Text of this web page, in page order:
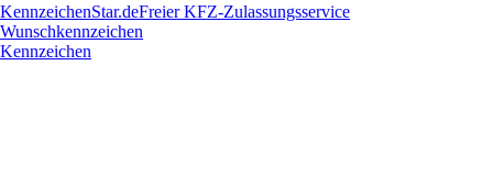
KennzeichenStar.deFreier KFZ-Zulassungsservice
Wunschkennzeichen
Kennzeichen